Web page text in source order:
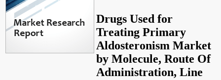
Drugs Used for
Treating Primary
Aldosteronism Market
by Molecule, Route Of
Administration, Line